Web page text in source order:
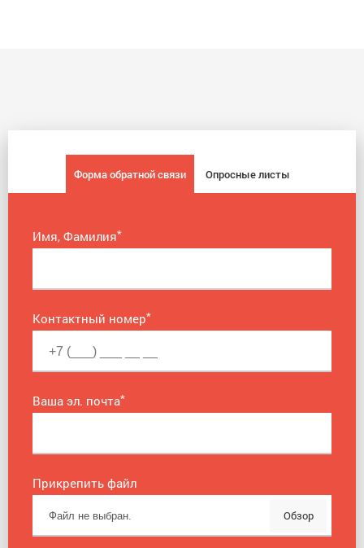
Форма обратной связи Опросные листы
Имя, Фамилия*
Контактный номер*
Ваша эл. почта*
Прикрепить файл
Обзор